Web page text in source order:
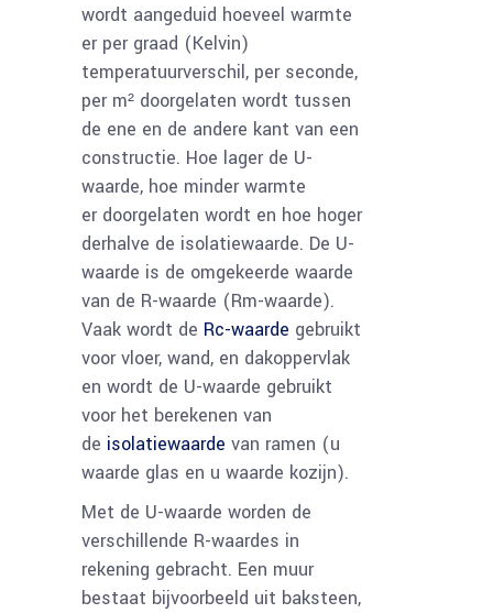
wordt aangeduid hoeveel warmte
er per graad (Kelvin)
temperatuurverschil, per seconde,
per m² doorgelaten wordt tussen
de ene en de andere kant van een
constructie. Hoe lager de U-
waarde, hoe minder warmte
er doorgelaten wordt en hoe hoger
derhalve de isolatiewaarde. De U-
waarde is de omgekeerde waarde
van de R-waarde (Rm-waarde).
Vaak wordt de Rc-waarde gebruikt
voor vloer, wand, en dakoppervlak
en wordt de U-waarde gebruikt
voor het berekenen van
de isolatiewaarde van ramen (u
waarde glas en u waarde kozijn).
Met de U-waarde worden de
verschillende R-waardes in
rekening gebracht. Een muur
bestaat bijvoorbeeld uit baksteen,